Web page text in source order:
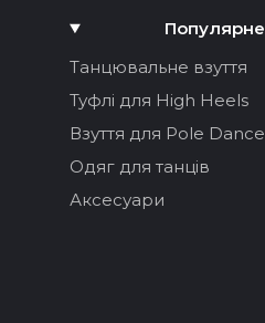
Популярне
Танцювальне взуття
Туфлі для High Heels
Взуття для Pole Dance
Одяг для танців
Аксесуари